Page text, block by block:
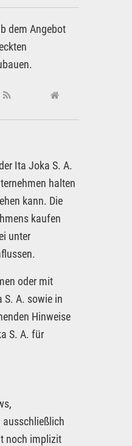
dem Angebot
Ita Joka S. A.
halten
kann. Die
kaufen
unter
oder mit
S. A. sowie in
Hinweise
S. A. für
ausschließlich
noch implizit